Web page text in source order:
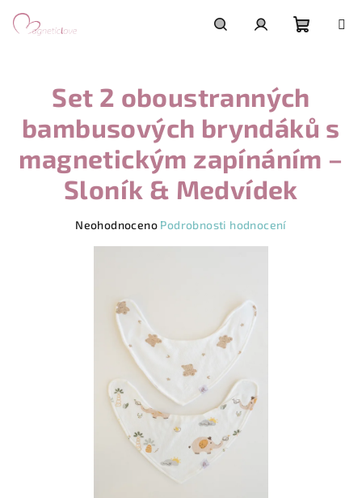
košík
Set 2 oboustranných
bambusových bryndáků s
magnetickým zapínáním –
Sloník & Medvídek
Neohodnoceno Podrobnosti hodnocení